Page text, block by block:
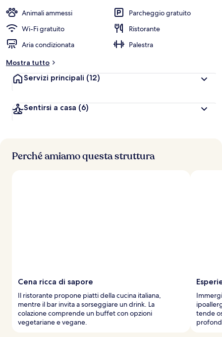
Animali ammessi
Parcheggio gratuito
Wi-Fi gratuito
Ristorante
Aria condizionata
Palestra
Mostra tutto
Servizi principali (12)
Sentirsi a casa (6)
Perché amiamo questa struttura
Cena ricca di sapore
Il ristorante propone piatti della cucina italiana,
mentre il bar invita a sorseggiare un drink. La
colazione comprende un buffet con opzioni
vegetariane e vegane.
tende